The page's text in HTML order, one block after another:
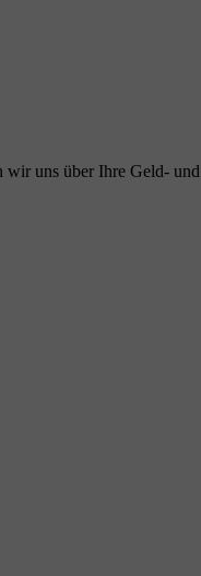
uns über Ihre Geld-